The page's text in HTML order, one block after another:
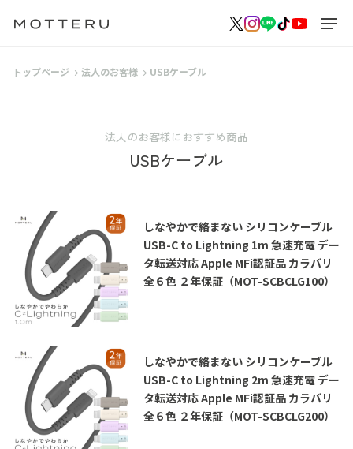
トップページ 法人のお客様 USBケーブル
法人のお客様におすすめ商品
USBケーブル
しなやかで絡まない シリコンケーブル
USB-C to Lightning 1m 急速充電 デー
タ転送対応 Apple MFi認証品 カラバリ
全６色 ２年保証（MOT-SCBCLG100）
しなやかで絡まない シリコンケーブル
USB-C to Lightning 2m 急速充電 デー
タ転送対応 Apple MFi認証品 カラバリ
全６色 ２年保証（MOT-SCBCLG200）